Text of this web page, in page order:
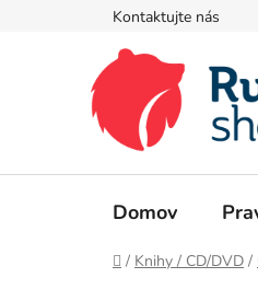
Kontaktujte nás
Domov
Domov
/ Knihy / CD/DVD /